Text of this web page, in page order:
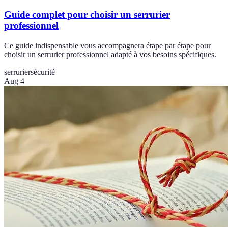
Guide complet pour choisir un serrurier
professionnel
Ce guide indispensable vous accompagnera étape par étape pour
choisir un serrurier professionnel adapté à vos besoins spécifiques.
serruriersécurité
Aug 4